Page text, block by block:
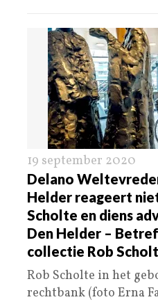
19 september 2020
Delano
Helder reageert
Scholte en diens
Den Helder –
collectie Rob
Rob Scholte in het
rechtbank (foto Erna